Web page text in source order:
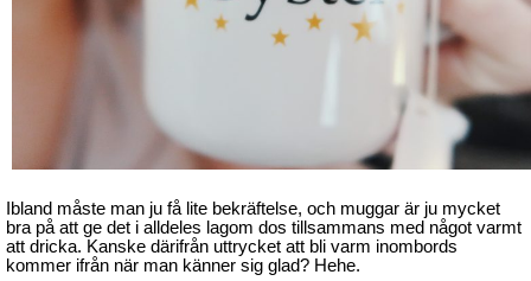
Ibland måste man ju få lite bekräftelse, och muggar är ju mycket
bra på att ge det i alldeles lagom dos tillsammans med något varmt
att dricka. Kanske därifrån uttrycket att bli varm inombords
kommer ifrån när man känner sig glad? Hehe.